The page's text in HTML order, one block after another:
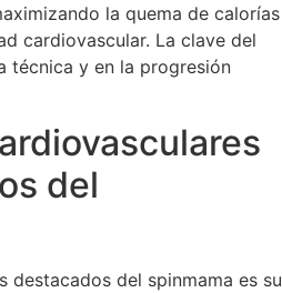
la quema de calorías
cardiovascular. La clave del
técnica y en la progresión
del
destacados del spinmama es su